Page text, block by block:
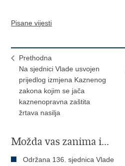
Pisane vijesti
Prethodna
Na sjednici Vlade usvojen
prijedlog izmjena Kaznenog
zakona kojim se jača
kaznenopravna zaštita
žrtava nasilja
Možda vas zanima i...
Održana 136. sjednica Vlade